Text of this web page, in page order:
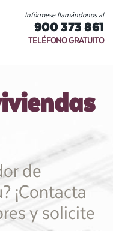
Infórmese llamándonos al
900 373 861
TELÉFONO GRATUITO
de
¡Contacta
y solicite